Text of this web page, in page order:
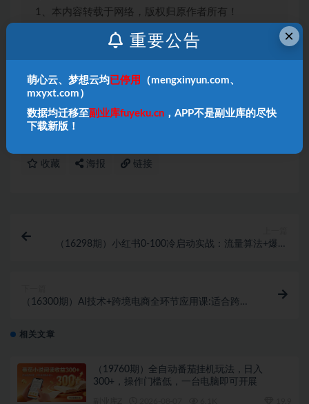
1、本内容转载于网络，版权归原作者所有！
不承担相关法律责任！
3、本内容若侵犯到你的版权利益，请联系我们，会
尽快给予删除处理！
4、本站项目均需要自学，无指导；
费环节，请自行判断，本站不负责项目的真伪！
收藏 海报 链接
（16298期）小红书0-100冷启动实战：流量算法+爆款
（16300期）AI技术+跨境电商全环节应用课:适合跨境
相关文章
（19760期）全自动番茄挂机玩法，日入
300+，操作门槛低，一台电脑即可开展
×
重要公告
萌心云、梦想云均 已停用
（mengxinyun.com、
mxyxt.com）
数据均迁移至副业库fuyeku.cn ，APP不是副业库的尽快
下载新版！